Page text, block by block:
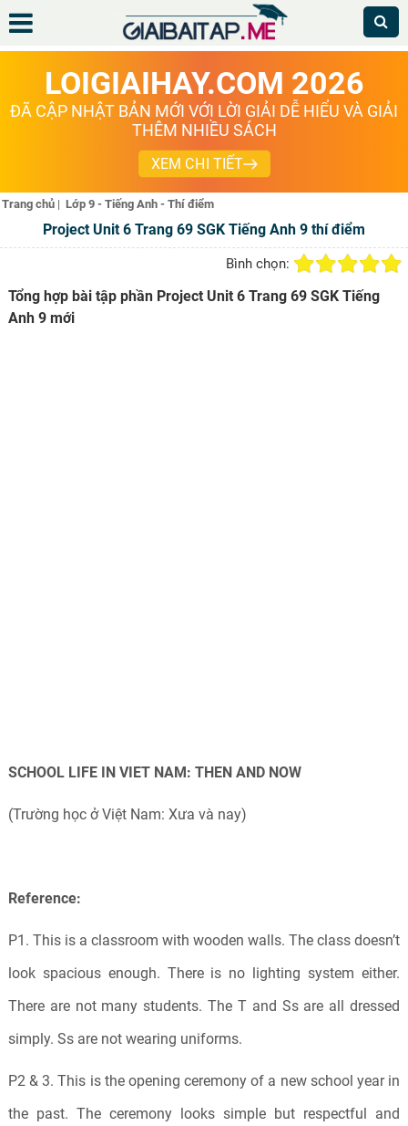
LOIGIAIHAY.COM 2026
ĐÃ CẬP NHẬT BẢN MỚI VỚI LỜI GIẢI DỄ HIỂU VÀ GIẢI
THÊM NHIỀU SÁCH
XEM CHI TIẾT
Trang chủ | Lớp 9 - Tiếng Anh - Thí điểm
Project Unit 6 Trang 69 SGK Tiếng Anh 9 thí điểm
Bình chọn:
Tổng hợp bài tập phần Project Unit 6 Trang 69 SGK Tiếng
Anh 9 mới
SCHOOL LIFE IN VIET NAM: THEN AND NOW
(Trường học ở Việt Nam: Xưa và nay)
Reference:
P1. This is a classroom with wooden walls. The class doesn’t
look spacious enough. There is no lighting system either.
There are not many students. The T and Ss are all dressed
simply. Ss are not wearing uniforms.
P2 & 3. This is the opening ceremony of a new school year in
the past. The ceremony looks simple but respectful and